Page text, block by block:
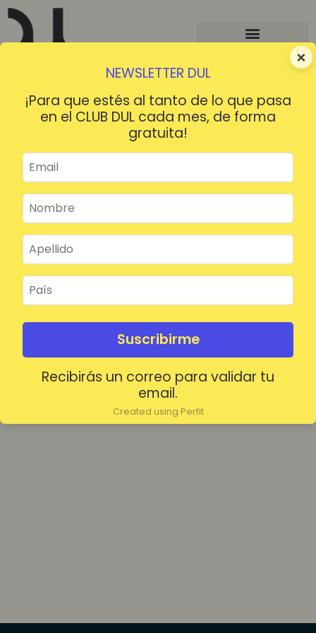
×
NEWSLETTER DUL
¡Para que estés al tanto de lo que pasa
en el CLUB DUL cada mes, de forma
gratuita!
Suscribirme
Recibirás un correo para validar tu
email.
Created using Perfit
¡HOLA!
Mantenerme conectado
Acceder